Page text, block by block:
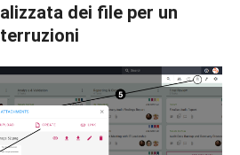
dei file per un